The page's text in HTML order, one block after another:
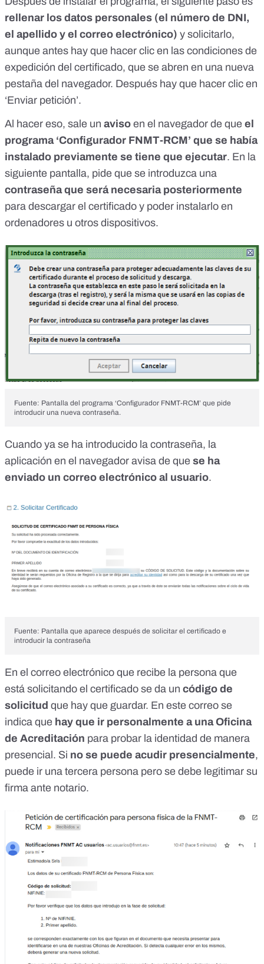
rellenar los datos personales (el número de DNI,
el apellido y el correo electrónico) y solicitarlo,
aunque antes hay que hacer clic en las condiciones de
expedición del certificado, que se abren en una nueva
pestaña del navegador. Después hay que hacer clic en
‘Enviar petición’.
Al hacer eso, sale un aviso en el navegador de que el
programa ‘Configurador FNMT-RCM’ que se había
instalado previamente se tiene que ejecutar. En la
siguiente pantalla, pide que se introduzca una
contraseña que será necesaria posteriormente
para descargar el certificado y poder instalarlo en
ordenadores u otros dispositivos.
Fuente: Pantalla del programa ‘Configurador FNMT-RCM’ que pide
introducir una nueva contraseña.
Cuando ya se ha introducido la contraseña, la
aplicación en el navegador avisa de que se ha
enviado un correo electrónico al usuario.
Fuente: Pantalla que aparece después de solicitar el certificado e
introducir la contraseña
En el correo electrónico que recibe la persona que
está solicitando el certificado se da un código de
solicitud que hay que guardar. En este correo se
indica que hay que ir personalmente a una Oficina
de Acreditación para probar la identidad de manera
presencial. Si no se puede acudir presencialmente,
puede ir una tercera persona pero se debe legitimar su
firma ante notario.